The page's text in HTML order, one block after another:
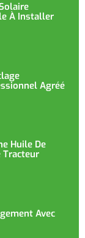
À Installer
Agréé
Huile De
Tracteur
Avec